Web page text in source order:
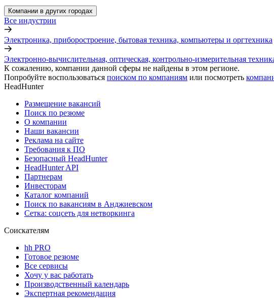
Компании в других городах
Все индустрии
Электроника, приборостроение, бытовая техника, компьютеры и оргтехника
Электронно-вычислительная, оптическая, контрольно-измерительная
К сожалению, компании данной сферы не найдены в этом регионе.
Попробуйте воспользоваться поиском по компаниям или посмотреть
HeadHunter
Размещение вакансий
Поиск по резюме
О компании
Наши вакансии
Реклама на сайте
Требования к ПО
Безопасный HeadHunter
HeadHunter API
Партнерам
Инвесторам
Каталог компаний
Поиск по вакансиям в Анджиевском
Сетка: соцсеть для нетворкинга
Соискателям
hh PRO
Готовое резюме
Все сервисы
Хочу у вас работать
Производственный календарь
Экспертная рекомендация